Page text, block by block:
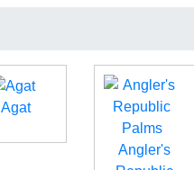
Agat
Angler's